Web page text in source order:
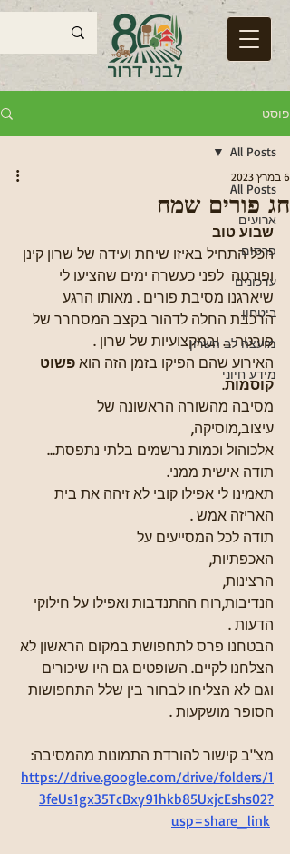
פוסט
All Posts
ארועים
פרסום
עדכונים
ביטחון
מועצה לב השרון
מידע חיוני
All Posts
חג פורים שמח
6 במרץ 2023
שבוע טוב
הכל התחיל באיזו שיחת ועידה של שרון קינן
ופורטה  לפני כעשרה ימים שהציעו לי
שיארגנו מסיבת פורים . מאותו הרגע
הרכבת החלה לדהור בקצב המסחרר של
פורטה ... ובמקצועיות של שרון .
האירוע שהם הפיקו בזמן הזה הוא פשוט
קוסמות.
מסיבה מהשורה הראשונה של
עיצוב,מוסיקה,
אלכוהול וכמות נרשמים בלתי נתפסת...
תודה אישית ממני.
תאמינו לי אפילו קובי לא זיהה את בית
האריזה אמש .
תודה לכל המסייעים על
האכפתיות,
הרצינות,
הנדיבות,רוח ההתנדבות ואפילו על חילוקי
הדעות .
הבטחנו פרס לתחפושת במקום הראשון לא
הצלחנו לקיים. השופטים גם היו שיכורים
וגם לא הצליחו לבחור בין שלל התחפושות
הסופר מושקעות .
מצ"ב קישור להורדת התמונות מהמסיבה:
https://drive.google.com/drive/folders/1
3feUs1gx35TcBxy91hkb85UxjcEshs02?
usp=share_link